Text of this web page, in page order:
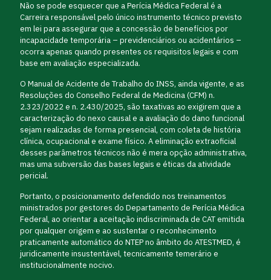
Não se pode esquecer que a Perícia Médica Federal é a
Carreira responsável pelo único instrumento técnico previsto
em lei para assegurar que a concessão de benefícios por
incapacidade temporária – previdenciários ou acidentários –
ocorra apenas quando presentes os requisitos legais e com
base em avaliação especializada.
O Manual de Acidente de Trabalho do INSS, ainda vigente, e as
Resoluções do Conselho Federal de Medicina (CFM) n.
2.323/2022 e n. 2.430/2025, são taxativas ao exigirem que a
caracterização do nexo causal e a avaliação do dano funcional
sejam realizadas de forma presencial, com coleta de história
clínica, ocupacional e exame físico. A eliminação extraoficial
desses parâmetros técnicos não é mera opção administrativa,
mas uma subversão das bases legais e éticas da atividade
pericial.
Portanto, o posicionamento defendido nos treinamentos
ministrados por gestores do Departamento de Perícia Médica
Federal, ao orientar a aceitação indiscriminada de CAT emitida
por qualquer origem e ao sustentar o reconhecimento
praticamente automático do NTEP no âmbito do ATESTMED, é
juridicamente insustentável, tecnicamente temerário e
institucionalmente nocivo.